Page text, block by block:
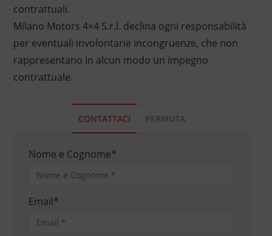
contrattuali.
Milano Motors 4×4 S.r.l. declina ogni responsabilità
per eventuali involontarie incongruenze, che non
rappresentano in alcun modo un impegno
contrattuale.
CONTATTACI PERMUTA
Nome e Cognome*
Email*